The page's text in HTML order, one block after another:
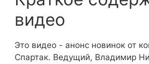
видео
Это видео - анонс новинок от
Спартак. Ведущий, Владимир